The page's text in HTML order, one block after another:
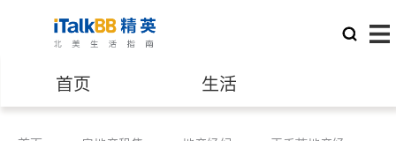
首页 生活